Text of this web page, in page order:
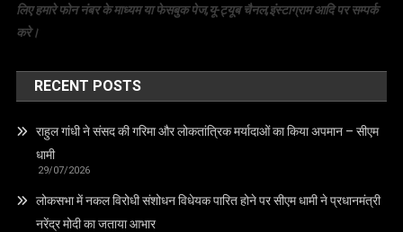
लिए हमारे फोन नंबर के माध्यम या फेसबुक पेज,यू-ट्यूब चैनल,इंस्टाग्राम आदि पर सम्पर्क
करे।
RECENT POSTS
राहुल गांधी ने संसद की गरिमा और लोकतांत्रिक मर्यादाओं का किया अपमान – सीएम
धामी
29/07/2026
लोकसभा में नकल विरोधी संशोधन विधेयक पारित होने पर सीएम धामी ने प्रधानमंत्री
नरेंद्र मोदी का जताया आभार